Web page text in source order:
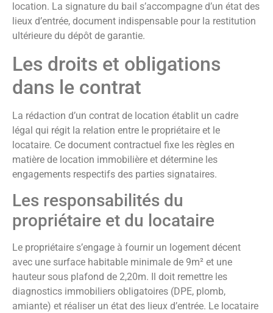
location. La signature du bail s’accompagne d’un état des
lieux d’entrée, document indispensable pour la restitution
ultérieure du dépôt de garantie.
Les droits et obligations
dans le contrat
La rédaction d’un contrat de location établit un cadre
légal qui régit la relation entre le propriétaire et le
locataire. Ce document contractuel fixe les règles en
matière de location immobilière et détermine les
engagements respectifs des parties signataires.
Les responsabilités du
propriétaire et du locataire
Le propriétaire s’engage à fournir un logement décent
avec une surface habitable minimale de 9m² et une
hauteur sous plafond de 2,20m. Il doit remettre les
diagnostics immobiliers obligatoires (DPE, plomb,
amiante) et réaliser un état des lieux d’entrée. Le locataire